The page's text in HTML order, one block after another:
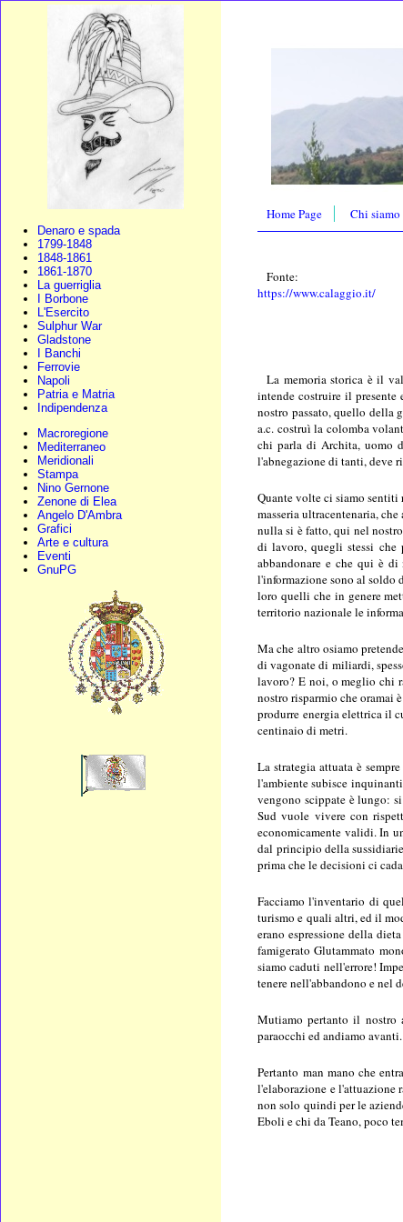
Denaro e spada
1799-1848
1848-1861
1861-1870
La guerriglia
I Borbone
L'Esercito
Sulphur War
Gladstone
I Banchi
Ferrovie
Napoli
Patria e Matria
Indipendenza
Macroregione
Mediterraneo
Meridionali
Stampa
Nino Gernone
Zenone di Elea
Angelo D'Ambra
Grafici
Arte e cultura
Eventi
GnuPG
Home Page Chi siamo
Fonte:
https://www.calaggio.it/
La memoria storica è il
intende costruire il
nostro passato, quello della
a.c. costruì la colomba
chi parla di Archita, uomo
l'abnegazione di tanti, deve
Quante volte ci siamo sentiti
masseria ultracentenaria,
nulla si è fatto, qui nel
di lavoro, quegli stessi che
abbandonare e che qui è
l'informazione sono al soldo
loro quelli che in genere
territorio nazionale le
Ma che altro osiamo
di vagonate di miliardi,
lavoro? E noi, o meglio chi
nostro risparmio che oramai
produrre energia elettrica il
centinaio di metri.
La strategia attuata è
l'ambiente subisce
vengono scippate è lungo:
Sud vuole vivere con
economicamente validi. In
dal principio della
prima che le decisioni ci
Facciamo l'inventario di
turismo e quali altri, ed il
erano espressione della
famigerato Glutammato
siamo caduti nell'errore!
tenere nell'abbandono e nel
Mutiamo pertanto il nostro
paraocchi ed andiamo avanti.
Pertanto man mano che
l'elaborazione e l'attuazione
non solo quindi per le
Eboli e chi da Teano, poco